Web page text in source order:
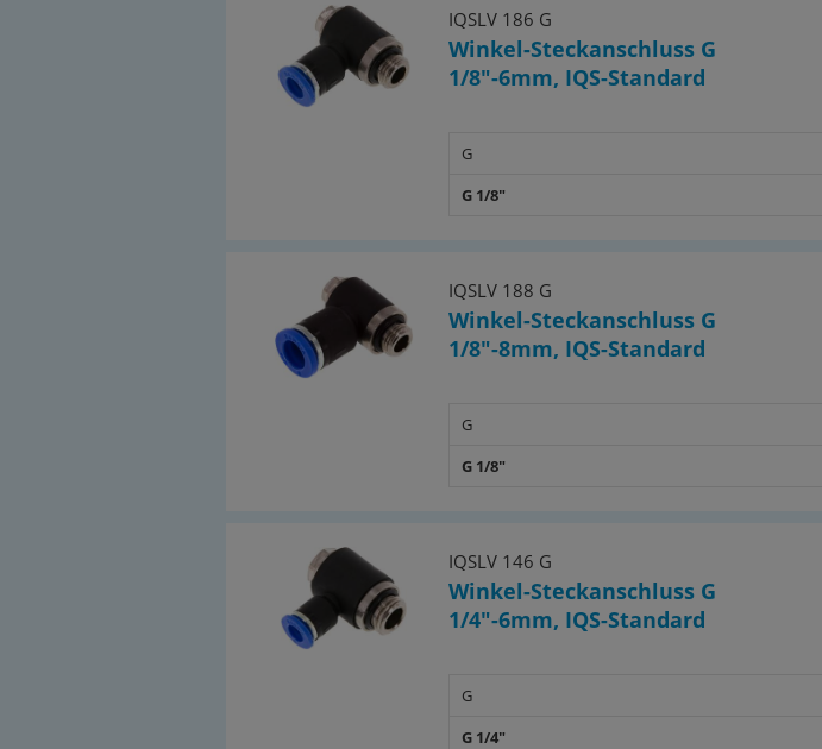
IQSLV 186 G
Winkel-Steckanschluss G
1/8"-6mm, IQS-Standard
G
G 1/8"
IQSLV 188 G
Winkel-Steckanschluss G
1/8"-8mm, IQS-Standard
G
G 1/8"
IQSLV 146 G
Winkel-Steckanschluss G
1/4"-6mm, IQS-Standard
G
G 1/4"